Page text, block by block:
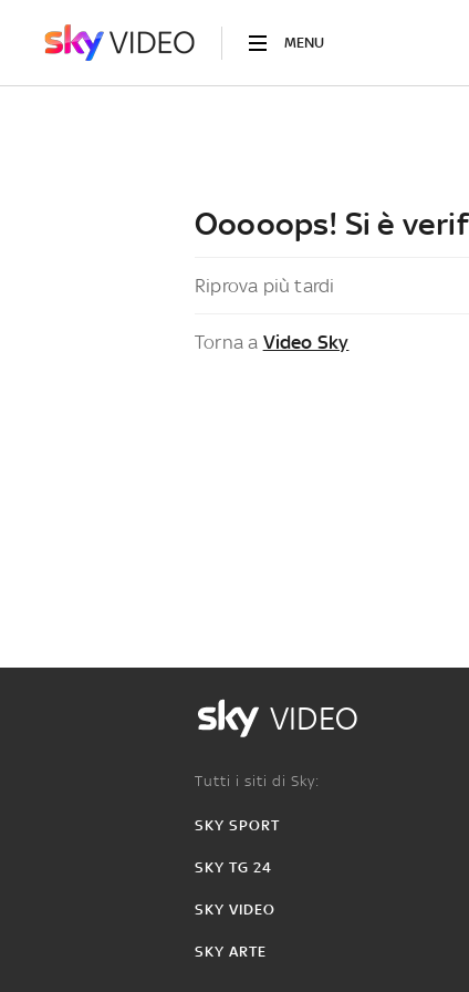
MENU
Ooooops! Si è
Riprova più tardi
Torna a Video Sky
VIDEO
Tutti i siti di Sky:
SKY SPORT
SKY TG 24
SKY VIDEO
SKY ARTE